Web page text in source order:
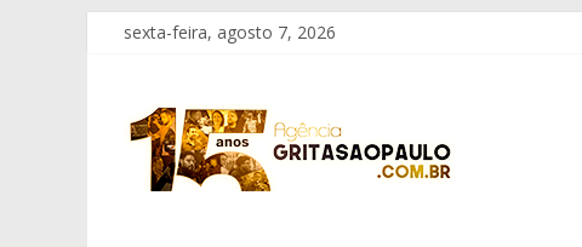
Pular
conteúdo
sexta-feira, agosto 7, 2026
Grita
São